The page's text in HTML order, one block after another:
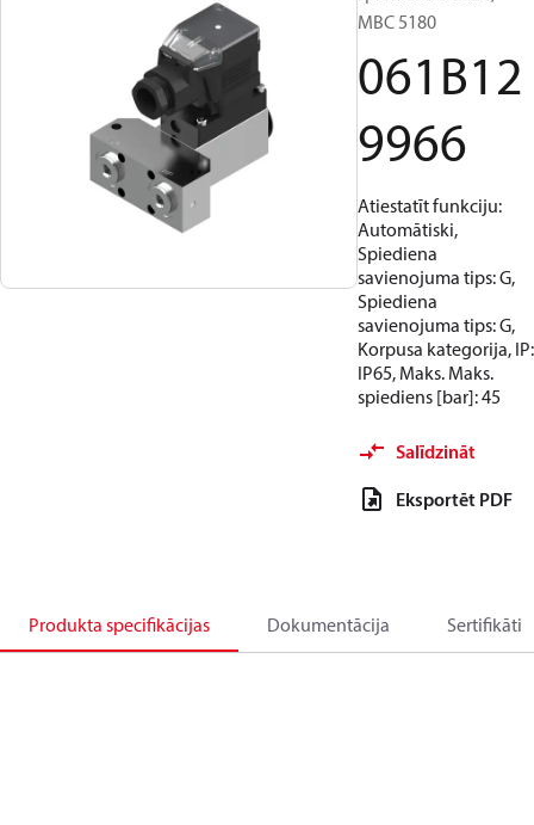
MBC 5180
061B12
9966
Atiestatīt funkciju:
Automātiski,
Spiediena
savienojuma tips: G,
Spiediena
savienojuma tips: G,
Korpusa kategorija, IP:
IP65, Maks. Maks.
spiediens [bar]: 45
Salīdzināt
Eksportēt PDF
Produkta specifikācijas Dokumentācija Sertifikāti